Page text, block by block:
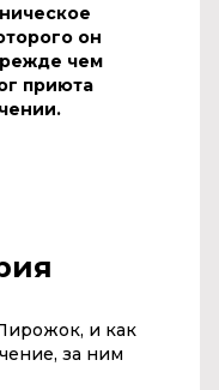
он
чем
приюта
и как
за ним